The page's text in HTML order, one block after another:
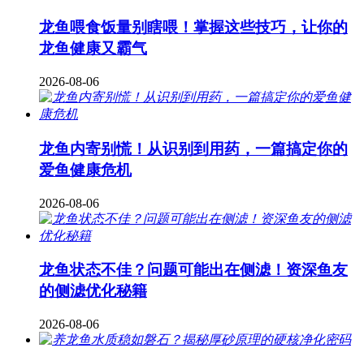
龙鱼喂食饭量别瞎喂！掌握这些技巧，让你的
龙鱼健康又霸气
2026-08-06
龙鱼内寄别慌！从识别到用药，一篇搞定你的
爱鱼健康危机
2026-08-06
龙鱼状态不佳？问题可能出在侧滤！资深鱼友
的侧滤优化秘籍
2026-08-06